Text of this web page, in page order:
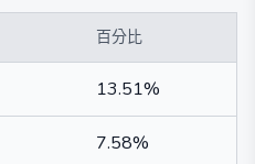
百分比
13.51%
7.58%